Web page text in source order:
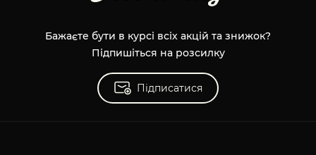
Бажаєте бути в курсі всіх акцій та знижок?
Підпишіться на розсилку
Підписатися